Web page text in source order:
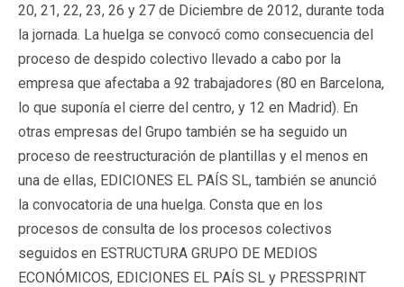
20, 21, 22, 23, 26 y 27 de Diciembre de 2012, durante toda
la jornada. La huelga se convocó como consecuencia del
proceso de despido colectivo llevado a cabo por la
empresa que afectaba a 92 trabajadores (80 en Barcelona,
lo que suponía el cierre del centro, y 12 en Madrid). En
otras empresas del Grupo también se ha seguido un
proceso de reestructuración de plantillas y el menos en
una de ellas, EDICIONES EL PAÍS SL, también se anunció
la convocatoria de una huelga. Consta que en los
procesos de consulta de los procesos colectivos
seguidos en ESTRUCTURA GRUPO DE MEDIOS
ECONÓMICOS, EDICIONES EL PAÍS SL y PRESSPRINT